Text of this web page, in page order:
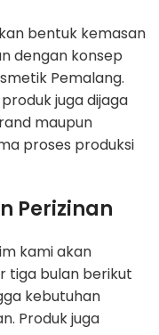
bentuk kemasan
dengan konsep
Pemalang.
juga dijaga
maupun
proses produksi
Perizinan
kami akan
tiga bulan berikut
kebutuhan
Produk juga